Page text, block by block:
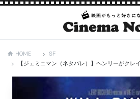
HOME
SF
【ジェミニマン（ネタバレ）】ヘンリーがク